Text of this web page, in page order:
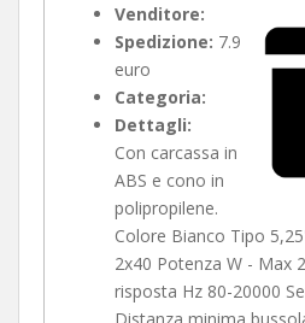
Venditore:
Spedizione: 7.9
euro
Categoria:
Dettagli:
Con carcassa in
ABS e cono in
polipropilene.
Colore Bianco Tipo
2x40 Potenza W - Max
risposta Hz 80-20000